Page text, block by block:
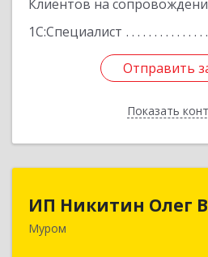
Клиентов на
1С:Специалист
Отправить
Показать
Отправить
Назад
ИП Никитин Олег
Муром